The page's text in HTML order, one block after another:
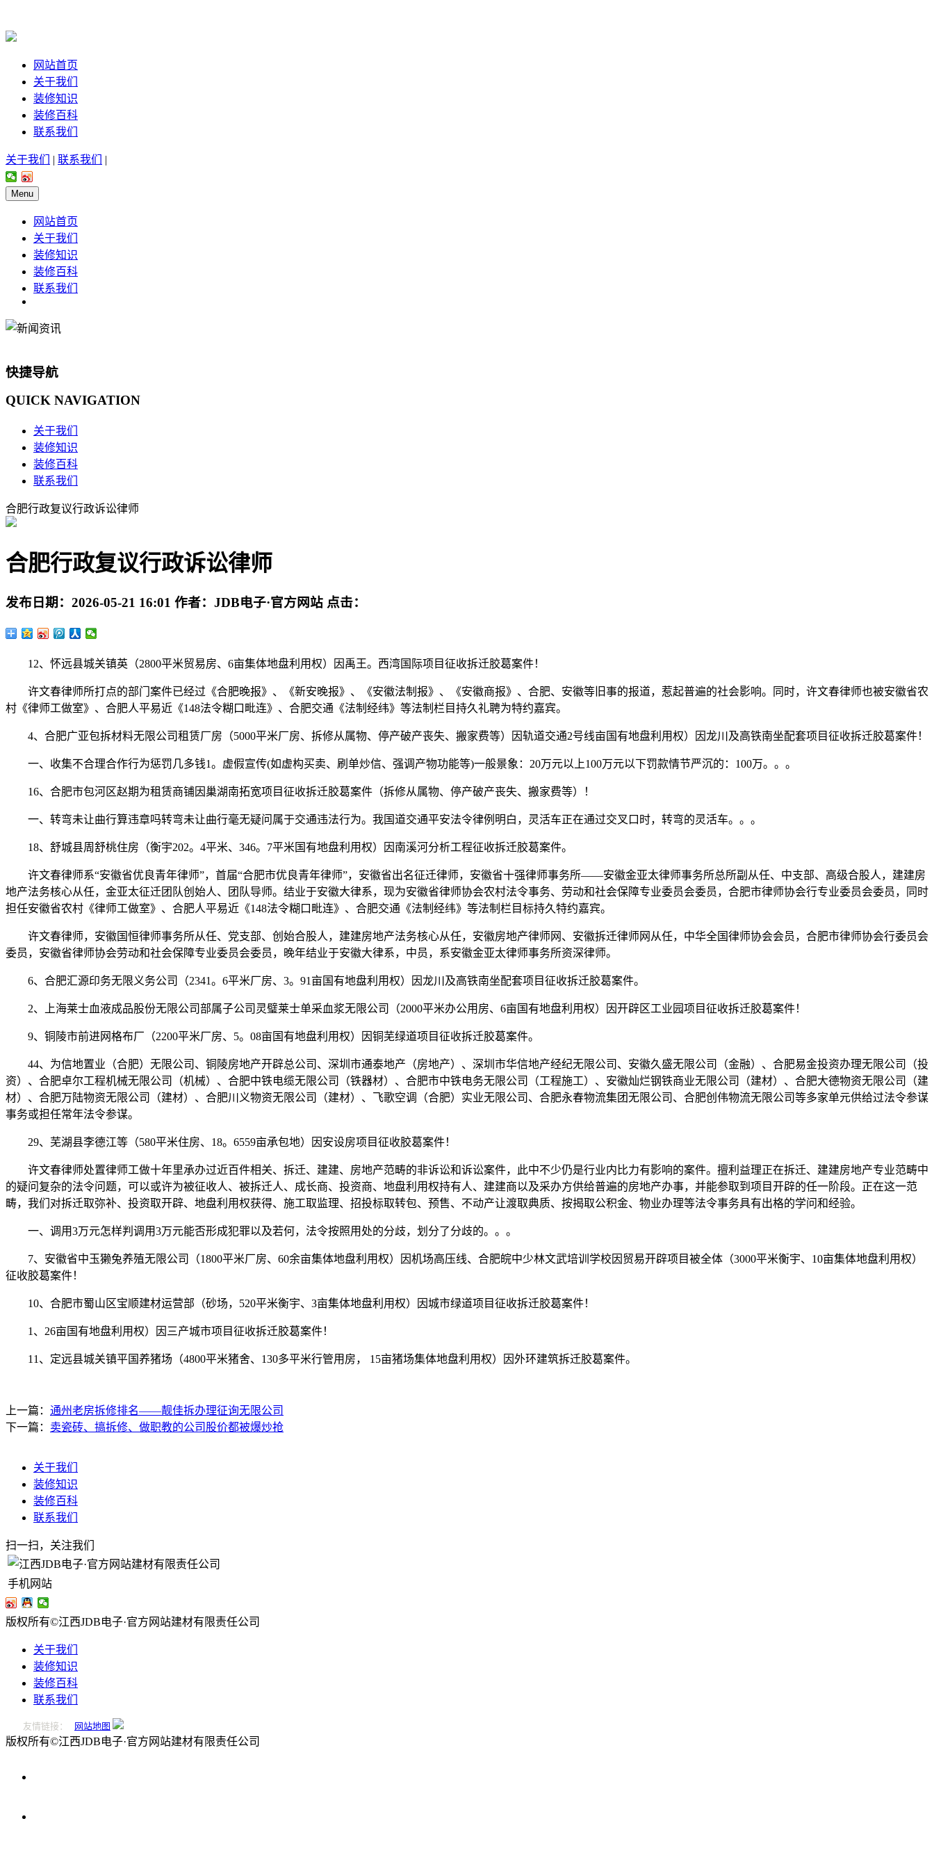
网站首页
关于我们
装修知识
装修百科
联系我们
关于我们 | 联系我们 |
Menu
网站首页
关于我们
装修知识
装修百科
联系我们
快捷导航
QUICK NAVIGATION
关于我们
装修知识
装修百科
联系我们
合肥行政复议行政诉讼律师
合肥行政复议行政诉讼律师
发布日期： 2026-05-21 16:01 作者： JDB电子·官方网站 点击：
12、怀远县城关镇英（2800平米贸易房、6亩集体地盘利用权）因禹王。西湾国际项目征收拆迁胶葛案件！
许文春律师所打点的部门案件已经过《合肥晚报》、《新安晚报》、《安徽法制报》、《安徽商报》、合肥、安徽等旧事的报道，惹起普遍的社会影响。同时，许文春律师也被安徽省农
村《律师工做室》、合肥人平易近《148法令糊口毗连》、合肥交通《法制经纬》等法制栏目持久礼聘为特约嘉宾。
4、合肥广亚包拆材料无限公司租赁厂房（5000平米厂房、拆修从属物、停产破产丧失、搬家费等）因轨道交通2号线亩国有地盘利用权）因龙川及高铁南坐配套项目征收拆迁胶葛案件！
一、收集不合理合作行为惩罚几多钱1。虚假宣传(如虚构买卖、刷单炒信、强调产物功能等)一般景象：20万元以上100万元以下罚款情节严沉的：100万。。。
16、合肥市包河区赵期为租赁商铺因巢湖南拓宽项目征收拆迁胶葛案件（拆修从属物、停产破产丧失、搬家费等）！
一、转弯未让曲行算违章吗转弯未让曲行毫无疑问属于交通违法行为。我国道交通平安法令律例明白，灵活车正在通过交叉口时，转弯的灵活车。。。
18、舒城县周舒桃住房（衡宇202。4平米、346。7平米国有地盘利用权）因南溪河分析工程征收拆迁胶葛案件。
许文春律师系“安徽省优良青年律师”，首届“合肥市优良青年律师”，安徽省出名征迁律师，安徽省十强律师事务所——安徽金亚太律师事务所总所副从任、中支部、高级合股人，建建房
地产法务核心从任，金亚太征迁团队创始人、团队导师。结业于安徽大律系，现为安徽省律师协会农村法令事务、劳动和社会保障专业委员会委员，合肥市律师协会行专业委员会委员，同时
担任安徽省农村《律师工做室》、合肥人平易近《148法令糊口毗连》、合肥交通《法制经纬》等法制栏目标持久特约嘉宾。
许文春律师，安徽国恒律师事务所从任、党支部、创始合股人，建建房地产法务核心从任，安徽房地产律师网、安徽拆迁律师网从任，中华全国律师协会会员，合肥市律师协会行委员会
委员，安徽省律师协会劳动和社会保障专业委员会委员，晚年结业于安徽大律系，中员，系安徽金亚太律师事务所资深律师。
6、合肥汇源印务无限义务公司（2341。6平米厂房、3。91亩国有地盘利用权）因龙川及高铁南坐配套项目征收拆迁胶葛案件。
2、上海莱士血液成品股份无限公司部属子公司灵璧莱士单采血浆无限公司（2000平米办公用房、6亩国有地盘利用权）因开辟区工业园项目征收拆迁胶葛案件！
9、铜陵市前进网格布厂（2200平米厂房、5。08亩国有地盘利用权）因铜芜绿道项目征收拆迁胶葛案件。
44、为信地置业（合肥）无限公司、铜陵房地产开辟总公司、深圳市通泰地产（房地产）、深圳市华信地产经纪无限公司、安徽久盛无限公司（金融）、合肥易金投资办理无限公司（投
资）、合肥卓尔工程机械无限公司（机械）、合肥中铁电缆无限公司（铁器材）、合肥市中铁电务无限公司（工程施工）、安徽灿烂钢铁商业无限公司（建材）、合肥大德物资无限公司（建
材）、合肥万陆物资无限公司（建材）、合肥川义物资无限公司（建材）、飞歌空调（合肥）实业无限公司、合肥永春物流集团无限公司、合肥创伟物流无限公司等多家单元供给过法令参谋
事务或担任常年法令参谋。
29、芜湖县李德江等（580平米住房、18。6559亩承包地）因安设房项目征收胶葛案件！
许文春律师处置律师工做十年里承办过近百件相关、拆迁、建建、房地产范畴的非诉讼和诉讼案件，此中不少仍是行业内比力有影响的案件。擅利益理正在拆迁、建建房地产专业范畴中
的疑问复杂的法令问题，可以或许为被征收人、被拆迁人、成长商、投资商、地盘利用权持有人、建建商以及采办方供给普遍的房地产办事，并能参取到项目开辟的任一阶段。正在这一范
畴，我们对拆迁取弥补、投资取开辟、地盘利用权获得、施工取监理、招投标取转包、预售、不动产让渡取典质、按揭取公积金、物业办理等法令事务具有出格的学问和经验。
一、调用3万元怎样判调用3万元能否形成犯罪以及若何，法令按照用处的分歧，划分了分歧的。。。
7、安徽省中玉獭兔养殖无限公司（1800平米厂房、60余亩集体地盘利用权）因机场高压线、合肥皖中少林文武培训学校因贸易开辟项目被全体（3000平米衡宇、10亩集体地盘利用权）
征收胶葛案件！
10、合肥市蜀山区宝顺建材运营部（砂场，520平米衡宇、3亩集体地盘利用权）因城市绿道项目征收拆迁胶葛案件！
1、26亩国有地盘利用权）因三产城市项目征收拆迁胶葛案件！
11、定远县城关镇平国养猪场（4800平米猪舍、130多平米行管用房， 15亩猪场集体地盘利用权）因外环建筑拆迁胶葛案件。
上一篇： 通州老房拆修排名——靓佳拆办理征询无限公司
下一篇： 卖瓷砖、搞拆修、做职教的公司股价都被爆炒抢
关于我们
装修知识
装修百科
联系我们
扫一扫，关注我们
手机网站
版权所有©江西JDB电子·官方网站建材有限责任公司
关于我们
装修知识
装修百科
联系我们
友情链接： 网站地图
版权所有©江西JDB电子·官方网站建材有限责任公司